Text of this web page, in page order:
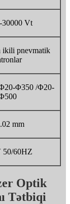
30000 Vt
ikili pnevmatik
Φ350 /Φ20-
mm
50/60HZ
Optik
Tətbiqi